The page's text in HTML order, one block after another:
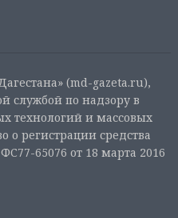
(md-gazeta.ru),
службой по надзору в
технологий и массовых
о регистрации средства
65076 от 18 марта 2016